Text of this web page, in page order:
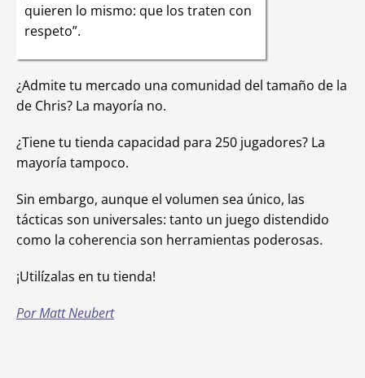
quieren lo mismo: que los traten con
respeto”.
¿Admite tu mercado una comunidad del tamaño de la
de Chris? La mayoría no.
¿Tiene tu tienda capacidad para 250 jugadores? La
mayoría tampoco.
Sin embargo, aunque el volumen sea único, las
tácticas son universales: tanto un juego distendido
como la coherencia son herramientas poderosas.
¡Utilízalas en tu tienda!
Por Matt Neubert